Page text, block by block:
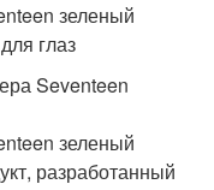
зеленый
глаз
Seventeen
зеленый
разработанный